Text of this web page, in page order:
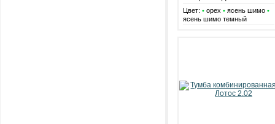
Цвет: • орех • ясень шимо •
ясень шимо темный